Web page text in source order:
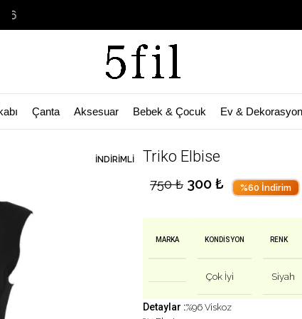
Çanta Aksesuar Bebek & Çocuk Ev & Dekorasyon
İNDIRIMLI Triko Elbise
750₺ 300 ₺ %60 İndirim
MARKA KONDISYON
Çok İyi
RENK
Siyah
Detaylar :%96 Viskoz